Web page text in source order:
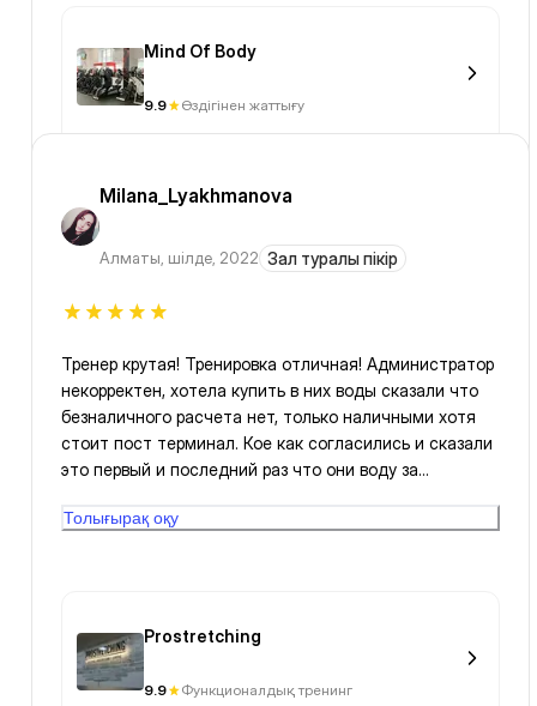
Mind Of Body
9.9 Өздігінен жаттығу
Milana_Lyakhmanova
Алматы, шілде, 2022 Зал туралы пікір
Тренер крутая! Тренировка отличная! Администратор
некорректен, хотела купить в них воды сказали что
безналичного расчета нет, только наличными хотя
стоит пост терминал. Кое как согласились и сказали
это первый и последний раз что они воду за
вежливо.Мягко говоря была в шоке. Примите меры
Толығырақ оқу
Prostretching
9.9 Функционалдық тренинг